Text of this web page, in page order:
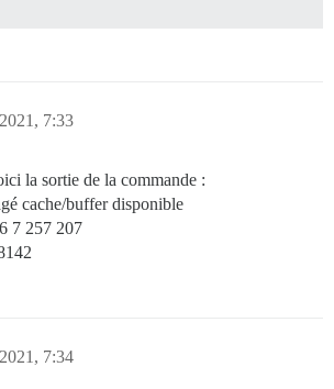
7:33
la sortie de la commande :
cache/buffer disponible
7 257 207
7:34